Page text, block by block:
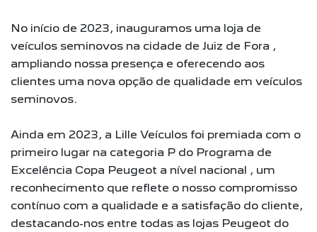
No início de 2023, inauguramos uma loja de
veículos seminovos na cidade de Juiz de Fora ,
ampliando nossa presença e oferecendo aos
clientes uma nova opção de qualidade em veículos
seminovos.
Ainda em 2023, a Lille Veículos foi premiada com o
primeiro lugar na categoria P do Programa de
Excelência Copa Peugeot a nível nacional , um
reconhecimento que reflete o nosso compromisso
contínuo com a qualidade e a satisfação do cliente,
destacando-nos entre todas as lojas Peugeot do